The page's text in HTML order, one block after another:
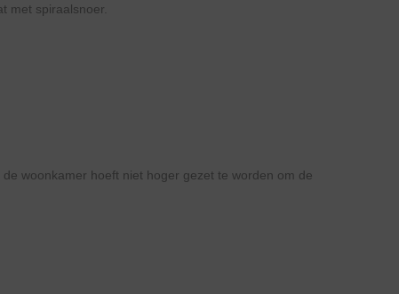
met spiraalsnoer.
woonkamer hoeft niet hoger gezet te worden om de